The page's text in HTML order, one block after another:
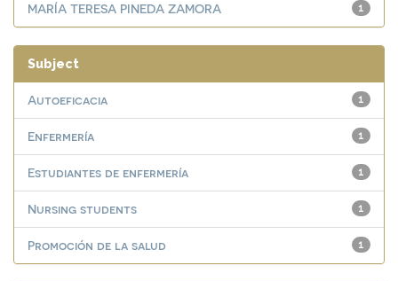
1
MARÍA TERESA PINEDA ZAMORA
Subject
1
Autoeficacia
1
Enfermería
1
Estudiantes de enfermería
1
Nursing students
1
Promoción de la salud